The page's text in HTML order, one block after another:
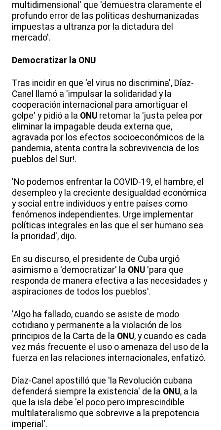
multidimensional' que 'demuestra claramente el
profundo error de las políticas deshumanizadas
impuestas a ultranza por la dictadura del
mercado'.
Democratizar la ONU
Tras incidir en que 'el virus no discrimina', Díaz-
Canel llamó a 'impulsar la solidaridad y la
cooperación internacional para amortiguar el
golpe' y pidió a la ONU retomar la 'justa pelea por
eliminar la impagable deuda externa que,
agravada por los efectos socioeconómicos de la
pandemia, atenta contra la sobrevivencia de los
pueblos del Sur!.
'No podemos enfrentar la COVID-19, el hambre, el
desempleo y la creciente desigualdad económica
y social entre individuos y entre países como
fenómenos independientes. Urge implementar
políticas integrales en las que el ser humano sea
la prioridad', dijo.
En su discurso, el presidente de Cuba urgió
asimismo a 'democratizar' la ONU 'para que
responda de manera efectiva a las necesidades y
aspiraciones de todos los pueblos'.
'Algo ha fallado, cuando se asiste de modo
cotidiano y permanente a la violación de los
principios de la Carta de la ONU, y cuando es cada
vez más frecuente el uso o amenaza del uso de la
fuerza en las relaciones internacionales, enfatizó.
Díaz-Canel apostilló que 'la Revolución cubana
defenderá siempre la existencia' de la ONU, a la
que la isla debe 'el poco pero imprescindible
multilateralismo que sobrevive a la prepotencia
imperial'.